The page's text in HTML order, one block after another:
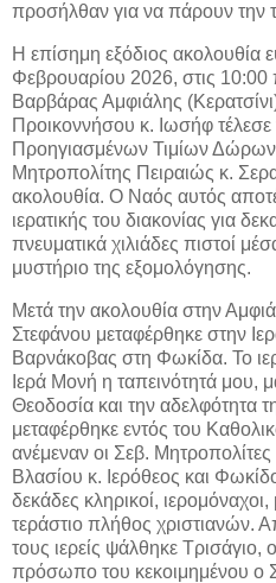
προσήλθαν για να πάρουν την
Η επίσημη εξόδιος ακολουθία
Φεβρουαρίου 2026, στις 10:00
Βαρβάρας Αμφιάλης
Προικοννήσου κ. Ιωσήφ τέλεσε
Προηγιασμένων Τιμίων
Μητροπολίτης Πειραιώς κ.
ακολουθία. Ο Ναός αυτός
ιερατικής του διακονίας για
πνευματικά χιλιάδες πιστοί
μυστήριο της εξομολόγησης.
Μετά την ακολουθία στην
Στεφάνου μεταφέρθηκε στην
Βαρνάκοβας στη Φωκίδα. Το
Ιερά Μονή η ταπεινότητά μου,
Θεοδοσία και την αδελφότητα
μεταφέρθηκε εντός του
ανέμεναν οι Σεβ.
Βλασίου κ. Ιερόθεος και
δεκάδες κληρικοί,
τεράστιο πλήθος χριστιανών.
τους ιερείς ψάλθηκε Τρισάγιο,
πρόσωπο του κεκοιμημένου ο